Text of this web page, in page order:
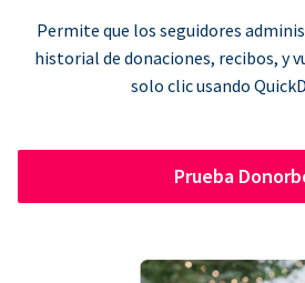
Permite que los seguidores
historial de donaciones, recibos, y
solo clic usando
Prueba